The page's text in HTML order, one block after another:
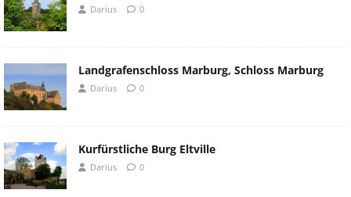
Darius 0
Landgrafenschloss Marburg, Schloss Marburg
Darius 0
Kurfürstliche Burg Eltville
Darius 0